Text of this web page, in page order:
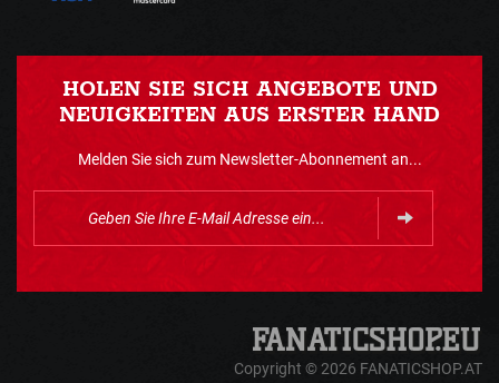
HOLEN SIE SICH ANGEBOTE UND
NEUIGKEITEN AUS ERSTER HAND
Melden Sie sich zum Newsletter-Abonnement an...
Copyright © 2026 FANATICSHOP.AT